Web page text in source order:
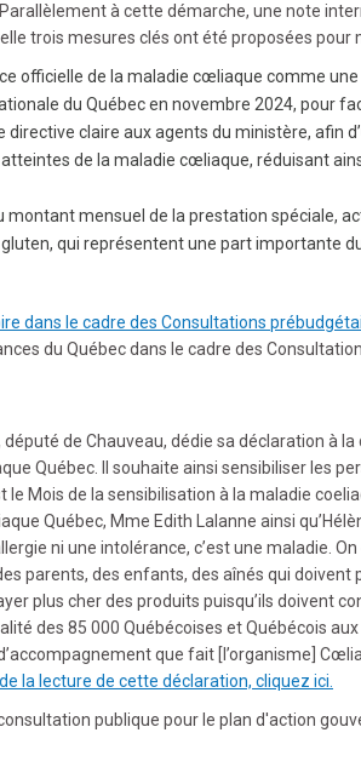
à cette démarche, une note
trois mesures clés ont été proposées
officielle de la maladie cœliaque comme
du Québec en novembre 2024, pour
directive claire aux agents du ministère, afin
atteintes de la maladie cœliaque, réduisant
montant mensuel de la prestation spéciale,
qui représentent une part importante
dans le cadre des Consultations
du Québec dans le cadre des
député de Chauveau, dédie sa déclaration à
Québec. Il souhaite ainsi sensibiliser les
le Mois de la sensibilisation à la maladie
Québec, Mme Edith Lalanne ainsi
ni une intolérance, c’est une maladie.
parents, des enfants, des aînés qui
plus cher des produits puisqu’ils doivent
des 85 000 Québécoises et Québécois
que fait [l’organisme]
la lecture de cette déclaration, cliquez ici.
publique pour le plan d'action